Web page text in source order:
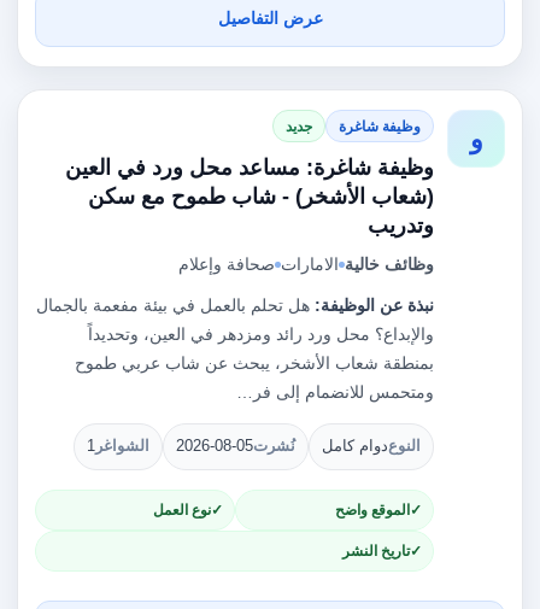
عرض التفاصيل
و وظيفة شاغرة جديد
وظيفة شاغرة: مساعد محل ورد في العين
(شعاب الأشخر) - شاب طموح مع سكن
وتدريب
وظائف خالية الامارات صحافة وإعلام
نبذة عن الوظيفة: هل تحلم بالعمل في بيئة مفعمة بالجمال
والإبداع؟ محل ورد رائد ومزدهر في العين، وتحديداً
بمنطقة شعاب الأشخر، يبحث عن شاب عربي طموح
ومتحمس للانضمام إلى فر…
النوعدوام كامل نُشرت2026-08-05 الشواغر 1
الموقع واضح نوع العمل
تاريخ النشر